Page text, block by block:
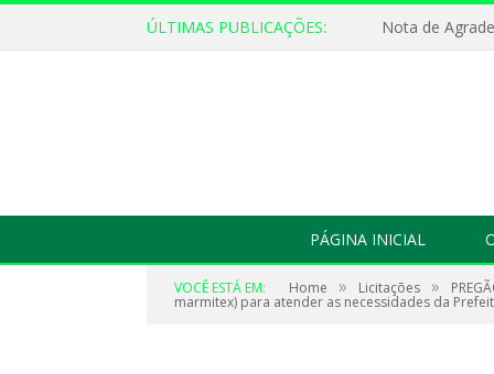
ÚLTIMAS PUBLICAÇÕES: Nota de
PÁGINA INICIAL
VOCÊ ESTÁ EM: Home » Licitações »
marmitex) para atender as necessidades da